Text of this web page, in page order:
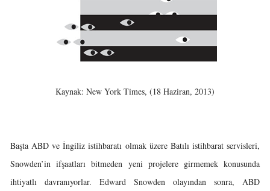
Kaynak: New York Times, (18 Haziran, 2013)
Başta ABD ve İngiliz istihbaratı olmak üzere Batılı istihbarat servisleri,
Snowden’in ifşaatları bitmeden yeni projelere girmemek konusunda
ihtiyatlı davranıyorlar. Edward Snowden olayından sonra, ABD